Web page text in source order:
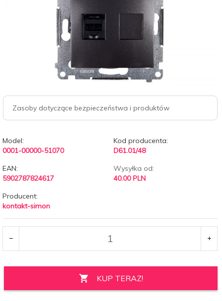
Zasoby dotyczące bezpieczeństwa i produktów
Model:
0001-00000-51070
Kod producenta:
D61.01/48
EAN:
5902787824617
Wysyłka od:
40.00 PLN
Producent:
kontakt-simon
KUP TERAZ!